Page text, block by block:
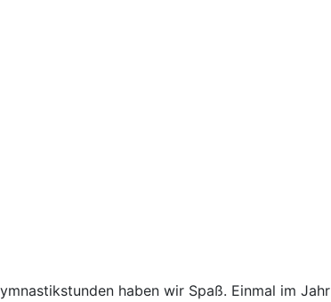
haben wir Spaß. Einmal im Jahr